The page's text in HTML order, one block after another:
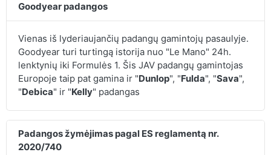
Goodyear padangos
Vienas iš lyderiaujančių padangų gamintojų pasaulyje.
Goodyear turi turtingą istorija nuo "Le Mano" 24h.
lenktynių iki Formulės 1. Šis JAV padangų gamintojas
Europoje taip pat gamina ir "Dunlop", "Fulda", "Sava",
"Debica" ir "Kelly" padangas
Padangos žymėjimas pagal ES reglamentą nr.
2020/740